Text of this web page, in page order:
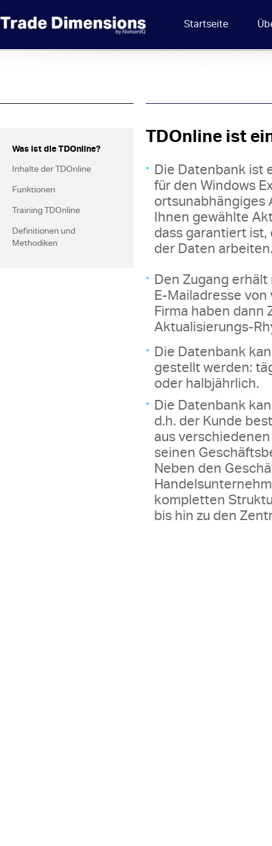
Startseite
Was ist die TDOnline?
Inhalte der TDOnline
Funktionen
Training TDOnline
Definitionen und
Methodiken
TDOnline ist
Die Datenbank ist
für den Windows
Ihnen gewählte
dass garantiert
der Daten
Den Zugang
E-Mailadresse
Firma haben
Aktualisierungs-
Die Datenbank
gestellt werden:
oder halbjährlich.
Die Datenbank
d.h. der Kunde
aus
seinen
Neben den
kompletten
bis hin zu den